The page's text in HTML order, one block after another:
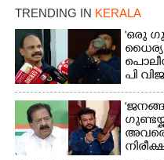
TRENDING IN KERALA
'ഒരു
പി